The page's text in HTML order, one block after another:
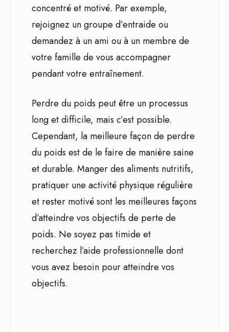
concentré et motivé. Par exemple,
rejoignez un groupe d’entraide ou
demandez à un ami ou à un membre de
votre famille de vous accompagner
pendant votre entraînement.
Perdre du poids peut être un processus
long et difficile, mais c’est possible.
Cependant, la meilleure façon de perdre
du poids est de le faire de manière saine
et durable. Manger des aliments nutritifs,
pratiquer une activité physique régulière
et rester motivé sont les meilleures façons
d’atteindre vos objectifs de perte de
poids. Ne soyez pas timide et
recherchez l’aide professionnelle dont
vous avez besoin pour atteindre vos
objectifs.